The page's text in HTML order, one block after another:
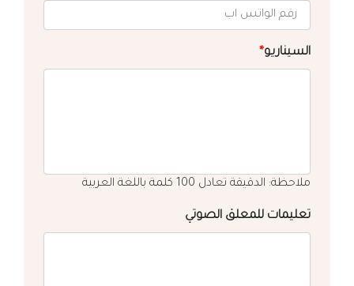
السيناريو*
ملاحظة: الدقيقة تعادل 100 كلمة باللغة العربية
تعليمات للمعلق الصوتي